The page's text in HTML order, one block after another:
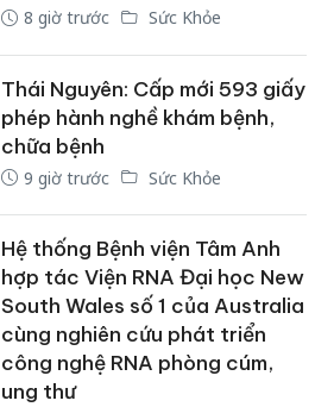
8 giờ trước Sức Khỏe
Thái Nguyên: Cấp mới 593 giấy
phép hành nghề khám bệnh,
chữa bệnh
9 giờ trước Sức Khỏe
Hệ thống Bệnh viện Tâm Anh
hợp tác Viện RNA Đại học New
South Wales số 1 của Australia
cùng nghiên cứu phát triển
công nghệ RNA phòng cúm,
ung thư